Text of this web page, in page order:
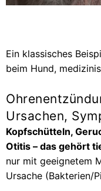
Ein klassisches
beim Hund,
Ursachen,
Kopfschütteln,
Otitis – das gehört
nur mit geeignetem
Ursache (Bakterien/